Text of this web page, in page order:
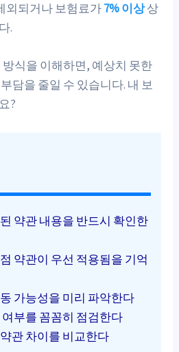
외되거나 보험료가7% 이상상
.
식을 이해하면, 예상치 못한
담을 줄일 수 있습니다. 내 보
?
약관 내용을 반드시 확인한
약관이 우선 적용됨을 기억
가능성을 미리 파악한다
부를 꼼꼼히 점검한다
관 차이를 비교한다